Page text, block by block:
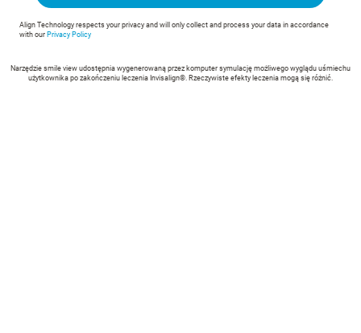
Align Technology respects your privacy and will only collect and process your data in accordance
with our Privacy Policy
Narzędzie smile view udostępnia wygenerowaną przez komputer symulację możliwego wyglądu uśmiechu
użytkownika po zakończeniu leczenia Invisalign®. Rzeczywiste efekty leczenia mogą się różnić.